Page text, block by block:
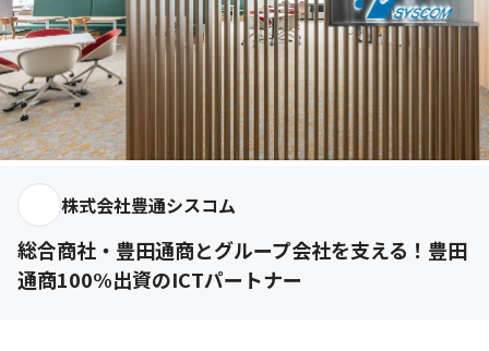
株式会社豊通シスコム
総合商社・豊田通商とグループ会社を支える！豊田
通商100%出資のICTパートナー